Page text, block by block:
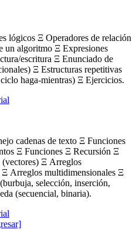
lógicos Ξ Operadores de relación
un algoritmo Ξ Expresiones
escritura Ξ Enunciado de
Ξ Estructuras repetitivas
haga-mientras) Ξ Ejercicios.
cadenas de texto Ξ Funciones
Ξ Funciones Ξ Recursión Ξ
Ξ Arreglos
Ξ Arreglos multidimensionales Ξ
selección, inserción,
(secuencial, binaria).